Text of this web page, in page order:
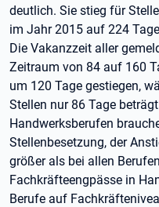
deutlich. Sie stieg für
im Jahr 2015 auf 224
Die Vakanzzeit aller
Zeitraum von 84 auf 160
um 120 Tage gestiegen,
Stellen nur 86 Tage
Handwerksberufen
Stellenbesetzung, der
größer als bei allen
Fachkräfteengpässe in
Berufe auf